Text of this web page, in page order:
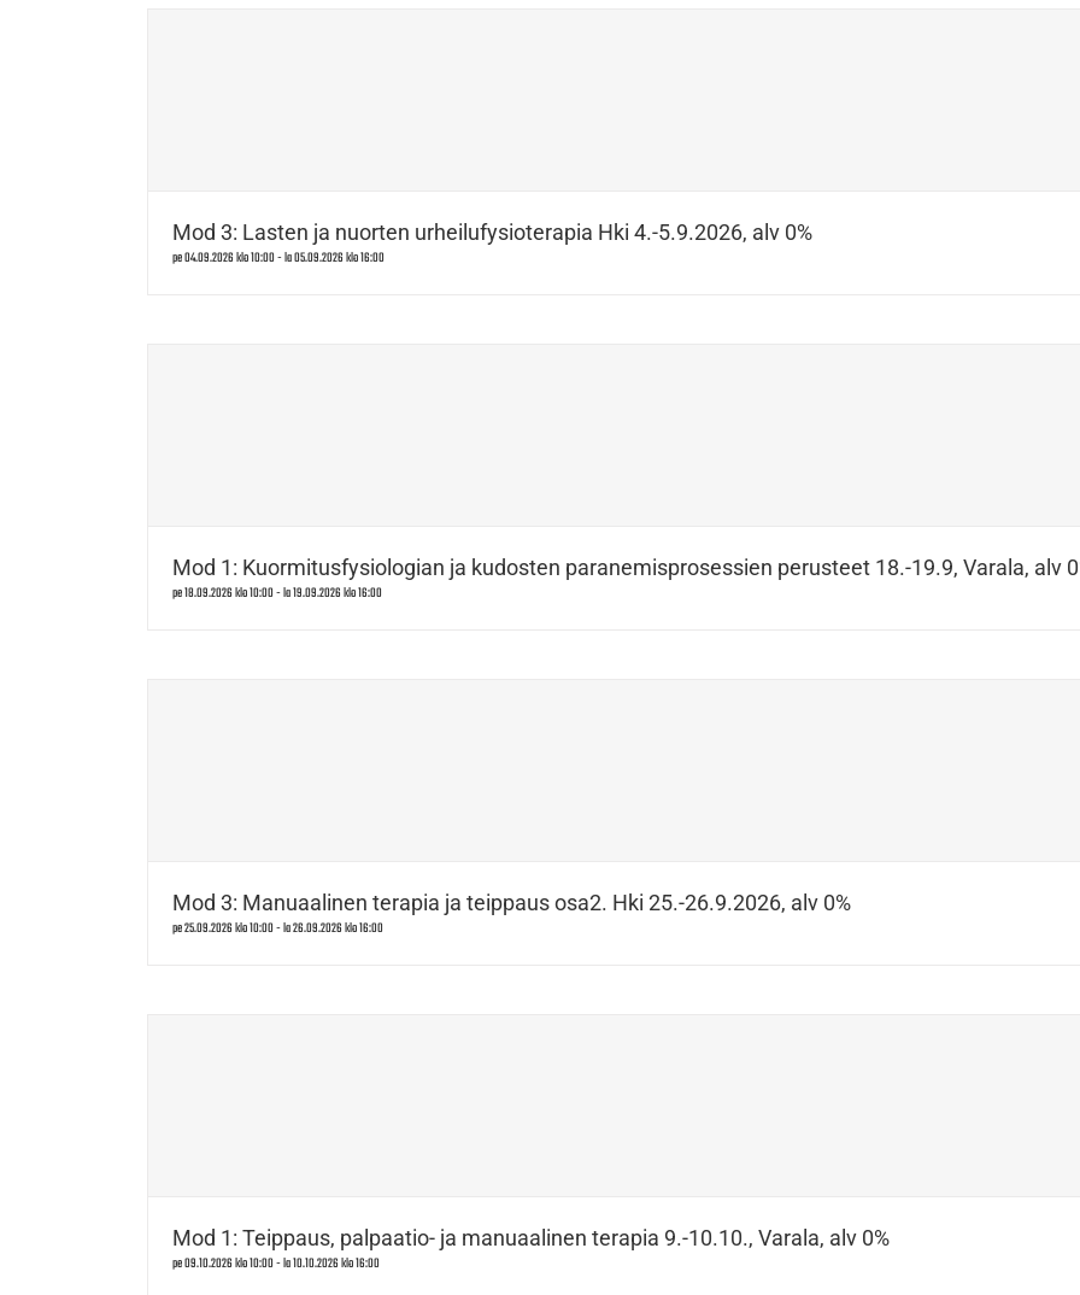
Mod 3: Lasten ja nuorten urheilufysioterapia Hki 4.-5.9.2026, alv 0%
pe 04.09.2026 klo 10:00-la 05.09.2026 klo 16:00
Mod 1: Kuormitusfysiologian ja kudosten paranemisprosessien perusteet 18.-19.9, Varala, alv
pe 18.09.2026 klo 10:00-la 19.09.2026 klo 16:00
Mod 3: Manuaalinen terapia ja teippaus osa2. Hki 25.-26.9.2026, alv 0%
pe 25.09.2026 klo 10:00-la 26.09.2026 klo 16:00
Mod 1: Teippaus, palpaatio- ja manuaalinen terapia 9.-10.10., Varala, alv 0%
pe 09.10.2026 klo 10:00-la 10.10.2026 klo 16:00